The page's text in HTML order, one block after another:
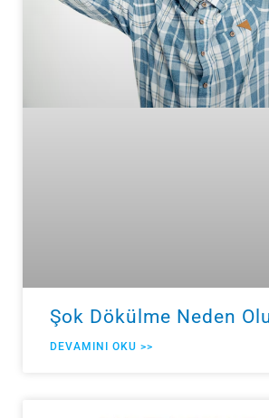
Şok Dökülme Neden
DEVAMINI OKU >>